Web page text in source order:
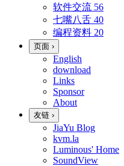
软件交流 56
七嘴八舌 40
编程资料 20
页面 ›
English
download
Links
Sponsor
About
友链 ›
JiaYu Blog
kvm.la
Luminous' Home
SoundView